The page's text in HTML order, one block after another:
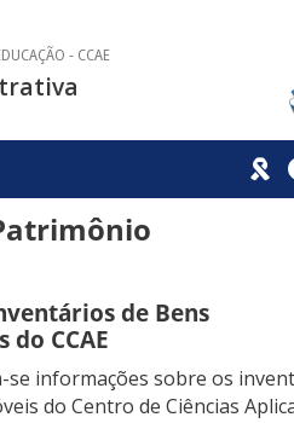
- CCAE
de Bens
CCAE
se informações sobre os
do Centro de Ciências